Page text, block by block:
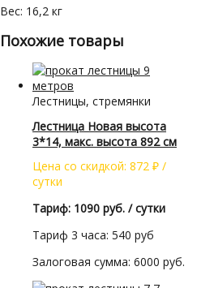
Вес: 16,2 кг
Похожие товары
Лестницы, стремянки
Лестница Новая высота
3*14, макс. высота 892 см
Цена со скидкой: 872 ₽ /
сутки
Тариф: 1090 руб. / сутки
Тариф 3 часа: 540 руб
Залоговая сумма: 6000 руб.